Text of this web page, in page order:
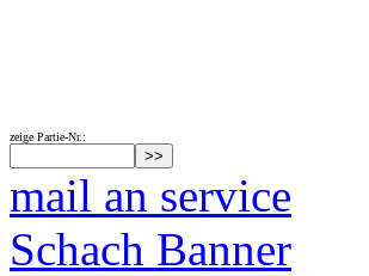
zeige Partie-Nr.:
mail an service
Schach Banner